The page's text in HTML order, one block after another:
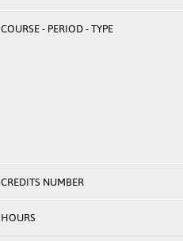
COURSE - PERIOD - TYPE
CREDITS NUMBER
HOURS